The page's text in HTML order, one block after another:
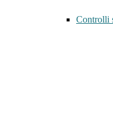
Controlli